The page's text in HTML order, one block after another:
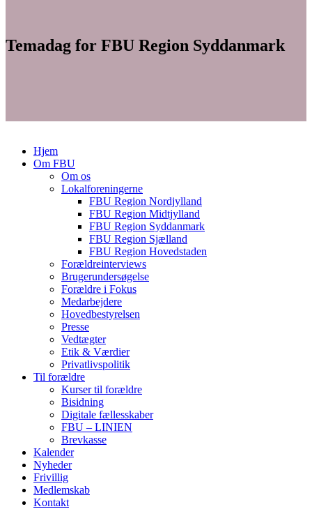
Temadag for FBU Region Syddanmark
Hjem
Om FBU
Om os
Lokalforeningerne
FBU Region Nordjylland
FBU Region Midtjylland
FBU Region Syddanmark
FBU Region Sjælland
FBU Region Hovedstaden
Forældreinterviews
Brugerundersøgelse
Forældre i Fokus
Medarbejdere
Hovedbestyrelsen
Presse
Vedtægter
Etik & Værdier
Privatlivspolitik
Til forældre
Kurser til forældre
Bisidning
Digitale fællesskaber
FBU – LINIEN
Brevkasse
Kalender
Nyheder
Frivillig
Medlemskab
Kontakt